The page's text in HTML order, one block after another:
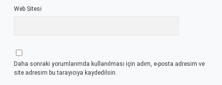
Web Sitesi
Daha sonraki yorumlarımda kullanılması için adım, e-posta adresim ve
site adresim bu tarayıcıya kaydedilsin.